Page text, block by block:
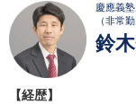
慶應義
（非常勤
鈴
【経歴】